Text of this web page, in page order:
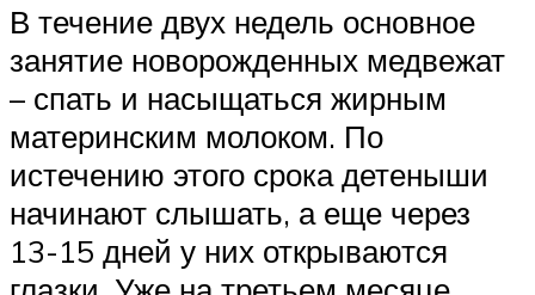
В течение двух недель основное
занятие новорожденных медвежат
– спать и насыщаться жирным
материнским молоком. По
истечению этого срока детеныши
начинают слышать, а еще через
13-15 дней у них открываются